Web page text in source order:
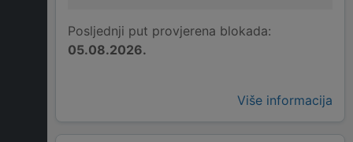
Posljednji put provjerena blokada:
05.08.2026.
Više informacija